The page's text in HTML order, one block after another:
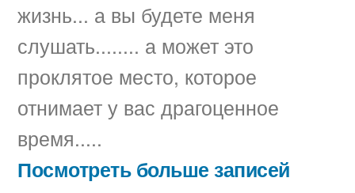
жизнь... а вы будете меня
слушать........ а может это
проклятое место, которое
отнимает у вас драгоценное
время.....
Посмотреть больше записей